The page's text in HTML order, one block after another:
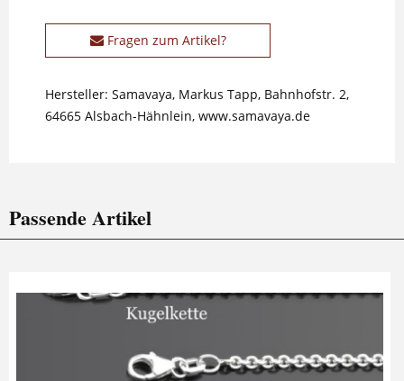
Fragen zum Artikel?
Hersteller: Samavaya, Markus Tapp, Bahnhofstr. 2,
64665 Alsbach-Hähnlein, www.samavaya.de
Passende Artikel